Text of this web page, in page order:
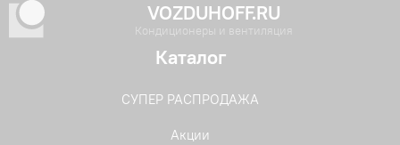
VOZDUHOFF.RU
Кондиционеры и вентиляция
Каталог
СУПЕР РАСПРОДАЖА
Акции